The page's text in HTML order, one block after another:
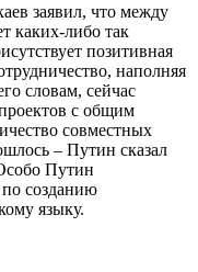
заявил, что между
каких-либо так
позитивная
наполняя
словам, сейчас
с общим
совместных
– Путин сказал
Путин
по созданию
языку.